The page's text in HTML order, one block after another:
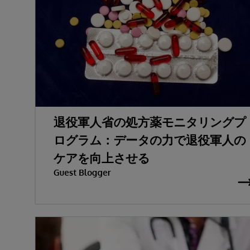
退役軍人省の処方薬モニタリングプ
ログラム：データの力で退役軍人の
ケアを向上させる
Guest Blogger